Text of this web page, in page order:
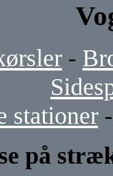
-
stationer
på